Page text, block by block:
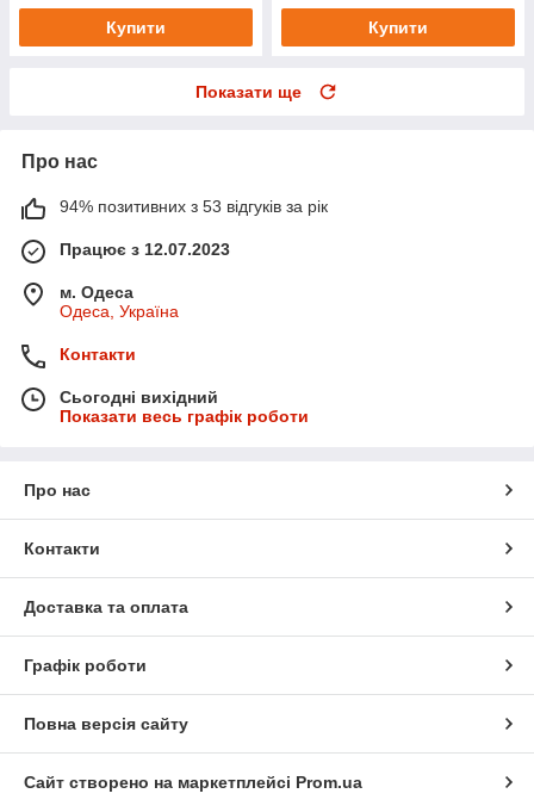
Купити Купити
Показати ще
Про нас
94% позитивних з 53 відгуків за рік
Працює з 12.07.2023
м. Одеса
Одеса, Україна
Контакти
Сьогодні вихідний
Показати весь графік роботи
Про нас
Контакти
Доставка та оплата
Графік роботи
Повна версія сайту
Сайт створено на маркетплейсі Prom.ua